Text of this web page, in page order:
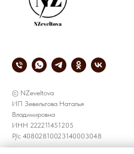
© NZeveltova
ИП Зевельтова Наталья
Владимировна
ИНН 222211451205
Р/с 40802810023140003048